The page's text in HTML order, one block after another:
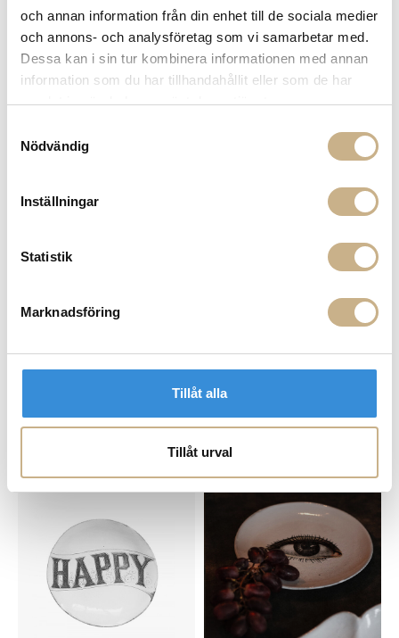
och annan information från din enhet till de sociala medier
och annons- och analysföretag som vi samarbetar med.
Dessa kan i sin tur kombinera informationen med annan
information som du har tillhandahållit eller som de har
samlat in när du har använt deras tjänster.
Nödvändig
Inställningar
Statistik
Marknadsföring
Tillåt alla
Tillåt urval
ASTIER de VILLATTE
I lager
ASTIER de VILLATTE
ASTIER de VILLATTE
2.699 kr